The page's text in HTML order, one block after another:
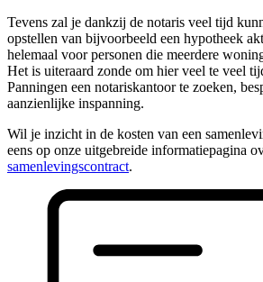
Tevens zal je dankzij de notaris veel tijd
opstellen van bijvoorbeeld een hypotheek
helemaal voor personen die meerdere
Het is uiteraard zonde om hier veel te veel
Panningen een notariskantoor te zoeken,
aanzienlijke inspanning.
Wil je inzicht in de kosten van een
eens op onze uitgebreide informatiepagina
samenlevingscontract.